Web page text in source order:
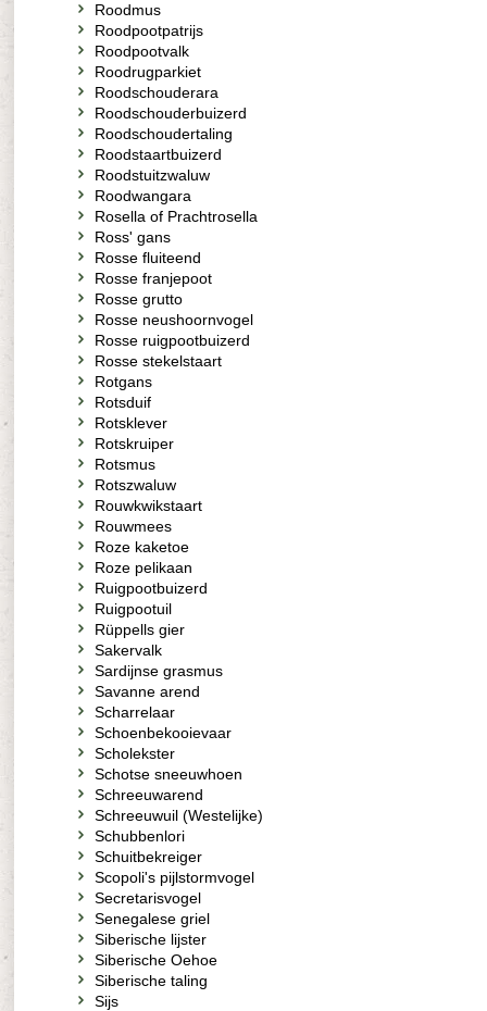
Roodmus
Roodpootpatrijs
Roodpootvalk
Roodrugparkiet
Roodschouderara
Roodschouderbuizerd
Roodschoudertaling
Roodstaartbuizerd
Roodstuitzwaluw
Roodwangara
Rosella of Prachtrosella
Ross' gans
Rosse fluiteend
Rosse franjepoot
Rosse grutto
Rosse neushoornvogel
Rosse ruigpootbuizerd
Rosse stekelstaart
Rotgans
Rotsduif
Rotsklever
Rotskruiper
Rotsmus
Rotszwaluw
Rouwkwikstaart
Rouwmees
Roze kaketoe
Roze pelikaan
Ruigpootbuizerd
Ruigpootuil
Rüppells gier
Sakervalk
Sardijnse grasmus
Savanne arend
Scharrelaar
Schoenbekooievaar
Scholekster
Schotse sneeuwhoen
Schreeuwarend
Schreeuwuil (Westelijke)
Schubbenlori
Schuitbekreiger
Scopoli's pijlstormvogel
Secretarisvogel
Senegalese griel
Siberische lijster
Siberische Oehoe
Siberische taling
Sijs